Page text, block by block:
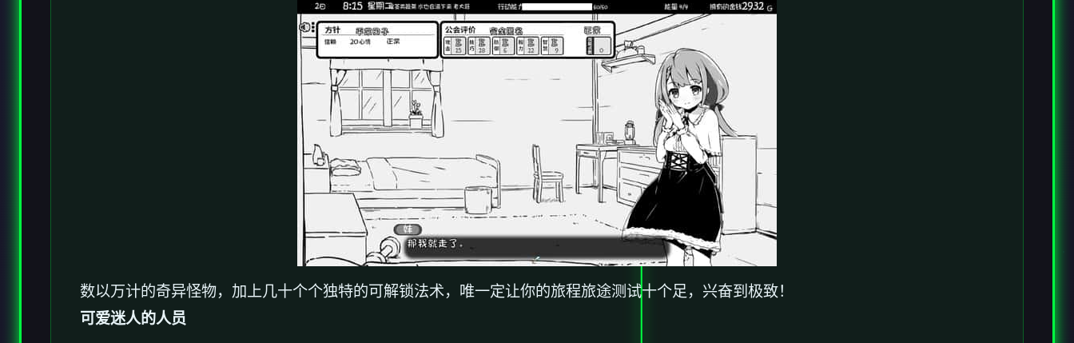
数以万计的奇异怪物，加上几十个个独特的可解锁法术，唯一定让你的旅程旅途测试十个足，兴奋到极致！
可爱迷人的人员